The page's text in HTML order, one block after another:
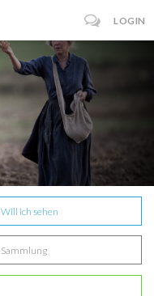
LOGIN
Will ich sehen
Sammlung